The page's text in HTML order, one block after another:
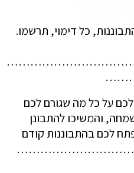
כל דימוי, תרשמו.
על כל מה שגורם לכם
והמשיכו להתבונן
לכם בהתבוננות קודם